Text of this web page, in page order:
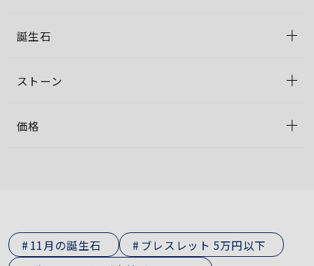
誕生石
ストーン
価格
11月の誕生石
ブレスレット 5万円以下